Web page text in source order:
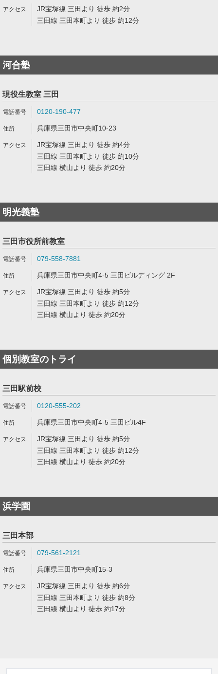
JR宝塚線 三田より 徒歩 約2分
三田線 三田本町より 徒歩 約12分
河合塾
現役生教室 三田
0120-190-477
兵庫県三田市中央町10-23
JR宝塚線 三田より 徒歩 約4分
三田線 三田本町より 徒歩 約10分
三田線 横山より 徒歩 約20分
明光義塾
三田市役所前教室
079-558-7881
兵庫県三田市中央町4-5 三田ビルディング 2F
JR宝塚線 三田より 徒歩 約5分
三田線 三田本町より 徒歩 約12分
三田線 横山より 徒歩 約20分
個別教室のトライ
三田駅前校
0120-555-202
兵庫県三田市中央町4-5 三田ビル4F
JR宝塚線 三田より 徒歩 約5分
三田線 三田本町より 徒歩 約12分
三田線 横山より 徒歩 約20分
浜学園
三田本部
079-561-2121
兵庫県三田市中央町15-3
JR宝塚線 三田より 徒歩 約6分
三田線 三田本町より 徒歩 約8分
三田線 横山より 徒歩 約17分